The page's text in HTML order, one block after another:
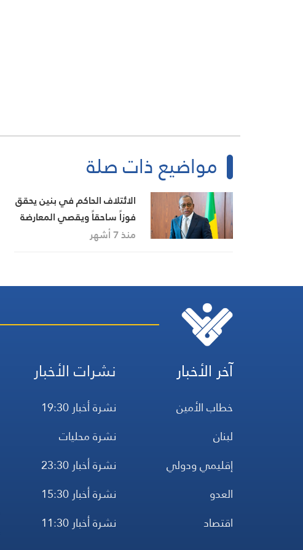
مواضيع ذات صلة
الائتلاف الحاكم في بنين يحقق
فوزاً ساحقاً ويقصي المعارضة
من البرلمان
منذ 7 أشهر
آخر الأخبار
خطاب الأمين
لبنان
إقليمي ودولي
العدو
اقتصاد
نشرات الأخبار
نشرة أخبار 19:30
نشرة محليات
نشرة أخبار 23:30
نشرة أخبار 15:30
نشرة أخبار 11:30